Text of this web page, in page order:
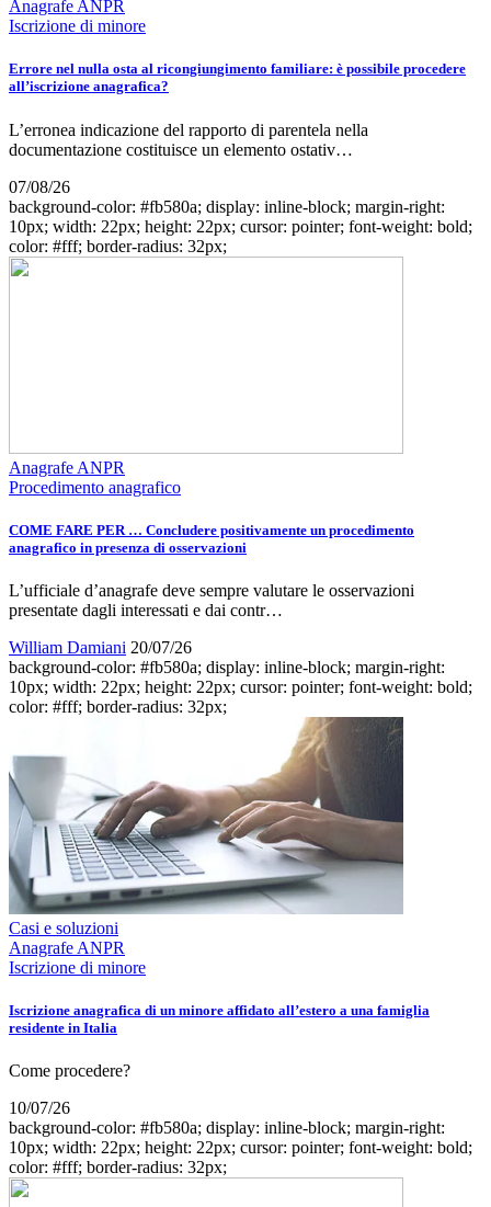
Anagrafe ANPR
Iscrizione di minore
Errore nel nulla osta al ricongiungimento familiare: è possibile procedere
all’iscrizione anagrafica?
L’erronea indicazione del rapporto di parentela nella
documentazione costituisce un elemento ostativ…
07/08/26
background-color: #fb580a; display: inline-block; margin-right:
10px; width: 22px; height: 22px; cursor: pointer; font-weight: bold;
color: #fff; border-radius: 32px;
Anagrafe ANPR
Procedimento anagrafico
COME FARE PER … Concludere positivamente un procedimento
anagrafico in presenza di osservazioni
L’ufficiale d’anagrafe deve sempre valutare le osservazioni
presentate dagli interessati e dai contr…
William Damiani 20/07/26
background-color: #fb580a; display: inline-block; margin-right:
10px; width: 22px; height: 22px; cursor: pointer; font-weight: bold;
color: #fff; border-radius: 32px;
Casi e soluzioni
Anagrafe ANPR
Iscrizione di minore
Iscrizione anagrafica di un minore affidato all’estero a una famiglia
residente in Italia
Come procedere?
10/07/26
background-color: #fb580a; display: inline-block; margin-right:
10px; width: 22px; height: 22px; cursor: pointer; font-weight: bold;
color: #fff; border-radius: 32px;